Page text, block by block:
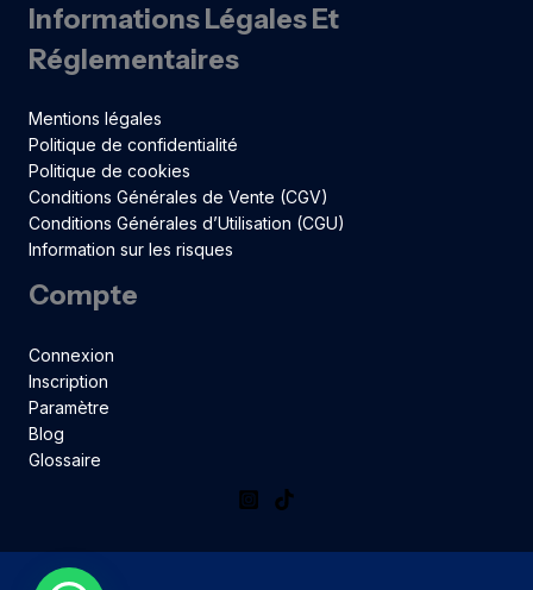
Informations Légales Et
Réglementaires
Mentions légales
Politique de confidentialité
Politique de cookies
Conditions Générales de Vente (CGV)
Conditions Générales d’Utilisation (CGU)
Information sur les risques
Compte
Connexion
Inscription
Paramètre
Blog
Glossaire